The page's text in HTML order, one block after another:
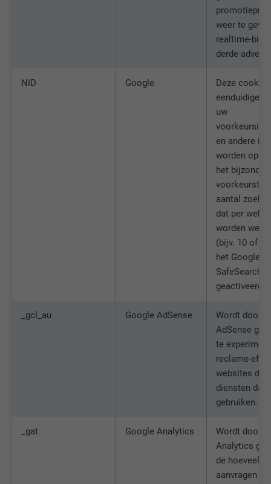
weer te
realtime-
derde
NID Google
Deze cookie
eenduidige
uw
en andere
worden
het bijzonder
aantal
dat per
worden
(bijv. 10 of
het Google
SafeSearch-
geactiveerd
_gcl_au Google AdSense
Wordt door
AdSense
te
reclame-
websites die
diensten
gebruiken.
_gat Google Analytics
Wordt door
Analytics
de
aanvragen te